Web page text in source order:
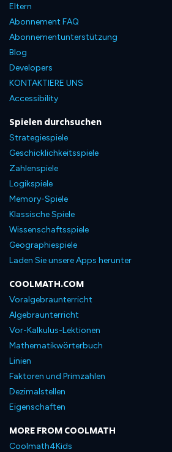
Eltern
Abonnement FAQ
Abonnementunterstützung
Blog
Developers
KONTAKTIERE UNS
Accessibility
Spielen durchsuchen
Strategiespiele
Geschicklichkeitsspiele
Zahlenspiele
Logikspiele
Memory-Spiele
Klassische Spiele
Wissenschaftsspiele
Geographiespiele
Laden Sie unsere Apps herunter
COOLMATH.COM
Voralgebraunterricht
Algebraunterricht
Vor-Kalkulus-Lektionen
Mathematikwörterbuch
Linien
Faktoren und Primzahlen
Dezimalstellen
Eigenschaften
MORE FROM COOLMATH
Coolmath4Kids